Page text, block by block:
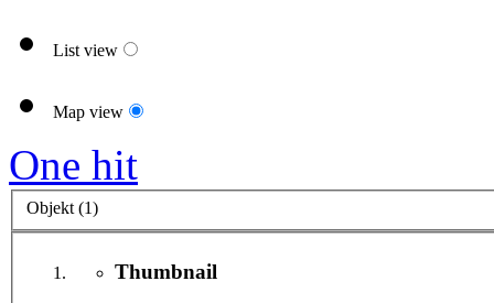
List view
Map view
One hit
Objekt (1)
Thumbnail